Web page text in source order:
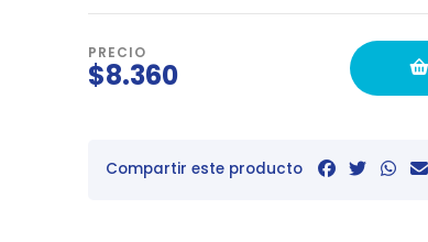
PRECIO
$8.360
Compartir este producto